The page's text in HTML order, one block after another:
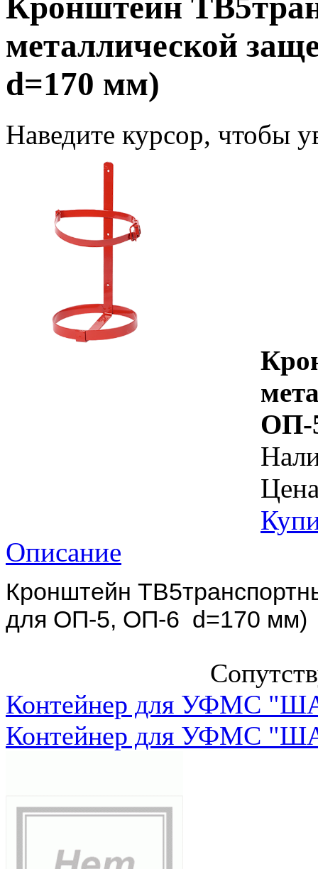
Кронштейн
металлической
d=170 мм)
Наведите курсор, чтобы
ОП-
Описание
Кронштейн
для ОП-5, ОП-6 d=170 мм)
Контейнер для УФМС
Контейнер для УФМС